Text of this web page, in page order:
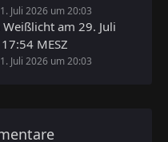
Juli 2026 um 20:03
am 29. Juli
MESZ
Juli 2026 um 20:03